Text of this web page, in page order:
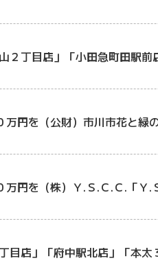
２丁目店」「小田急町田駅
円を（公財）市川市花と緑
円を（株）Ｙ.Ｓ.Ｃ.Ｃ.「Ｙ.
目店」「府中駅北店」「本